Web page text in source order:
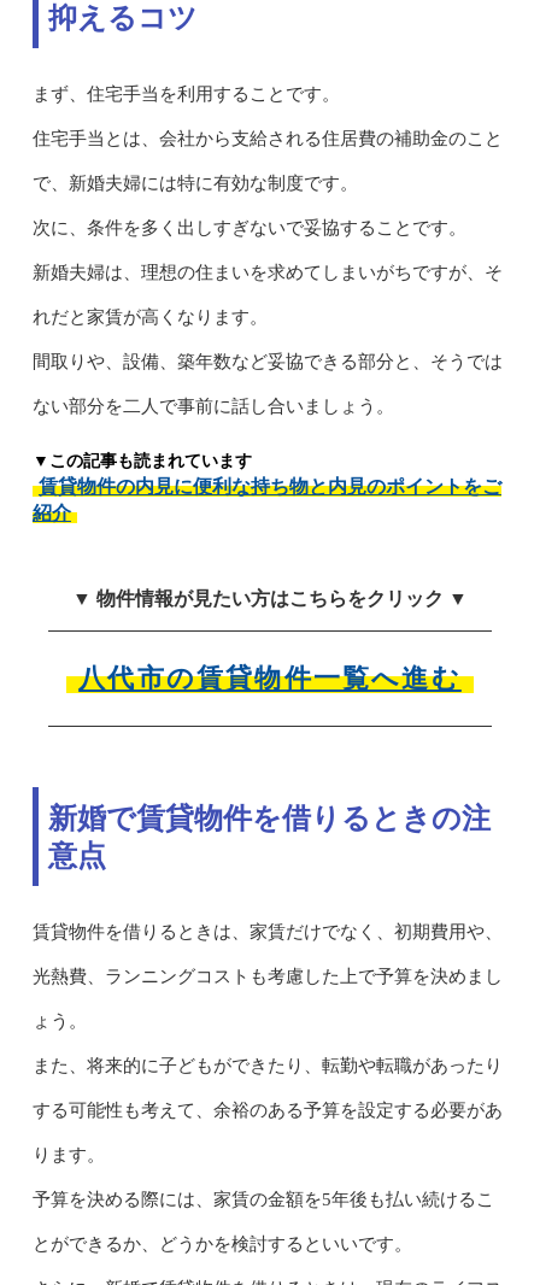
抑えるコツ
まず、住宅手当を利用することです。
住宅手当とは、会社から支給される住居費の補助金のこと
で、新婚夫婦には特に有効な制度です。
次に、条件を多く出しすぎないで妥協することです。
新婚夫婦は、理想の住まいを求めてしまいがちですが、そ
れだと家賃が高くなります。
間取りや、設備、築年数など妥協できる部分と、そうでは
ない部分を二人で事前に話し合いましょう。
▼この記事も読まれています
賃貸物件の内見に便利な持ち物と内見のポイントをご
紹介
▼ 物件情報が見たい方はこちらをクリック ▼
八代市の賃貸物件一覧へ進む
新婚で賃貸物件を借りるときの注
意点
賃貸物件を借りるときは、家賃だけでなく、初期費用や、
光熱費、ランニングコストも考慮した上で予算を決めまし
ょう。
また、将来的に子どもができたり、転勤や転職があったり
する可能性も考えて、余裕のある予算を設定する必要があ
ります。
予算を決める際には、家賃の金額を5年後も払い続けるこ
とができるか、どうかを検討するといいです。